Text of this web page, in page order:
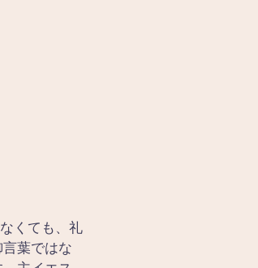
くても、礼
葉ではな